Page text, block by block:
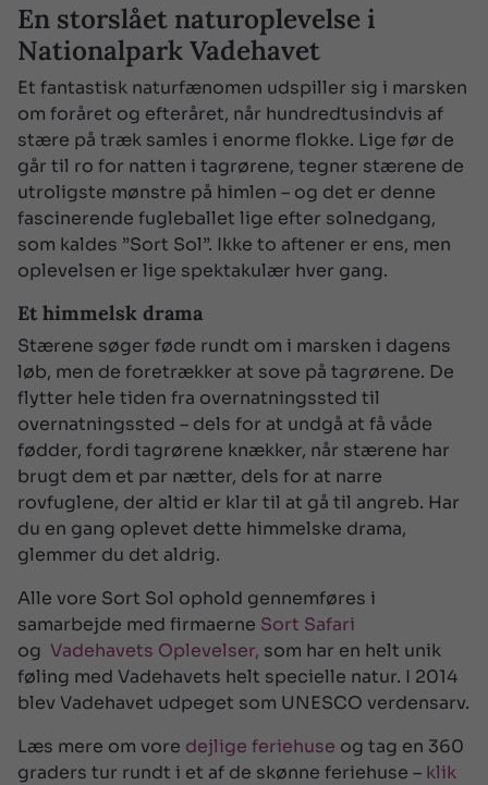
En storslået naturoplevelse i
Nationalpark Vadehavet
Et fantastisk naturfænomen udspiller sig i marsken
om foråret og efteråret, når hundredtusindvis af
stære på træk samles i enorme flokke. Lige før de
går til ro for natten i tagrørene, tegner stærene de
utroligste mønstre på himlen – og det er denne
fascinerende fugleballet lige efter solnedgang,
som kaldes ”Sort Sol”. Ikke to aftener er ens, men
oplevelsen er lige spektakulær hver gang.
Et himmelsk drama
Stærene søger føde rundt om i marsken i dagens
løb, men de foretrækker at sove på tagrørene. De
flytter hele tiden fra overnatningssted til
overnatningssted – dels for at undgå at få våde
fødder, fordi tagrørene knækker, når stærene har
brugt dem et par nætter, dels for at narre
rovfuglene, der altid er klar til at gå til angreb. Har
du en gang oplevet dette himmelske drama,
glemmer du det aldrig.
Alle vore Sort Sol ophold gennemføres i
samarbejde med firmaerne Sort Safari
og Vadehavets Oplevelser, som har en helt unik
føling med Vadehavets helt specielle natur. I 2014
blev Vadehavet udpeget som UNESCO verdensarv.
Læs mere om vore dejlige feriehuse og tag en 360
graders tur rundt i et af de skønne feriehuse – klik